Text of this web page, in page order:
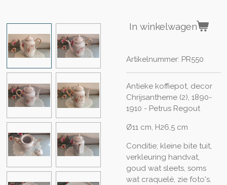
In winkelwagen
Artikelnummer: PR550
Antieke koffiepot, decor
Chrijsantheme (2), 1890-
1910 - Petrus Regout
Ø11 cm, H26,5 cm
Conditie; kleine bite tuit,
verkleuring handvat,
goud wat sleets, soms
wat craquelé, zie foto's.